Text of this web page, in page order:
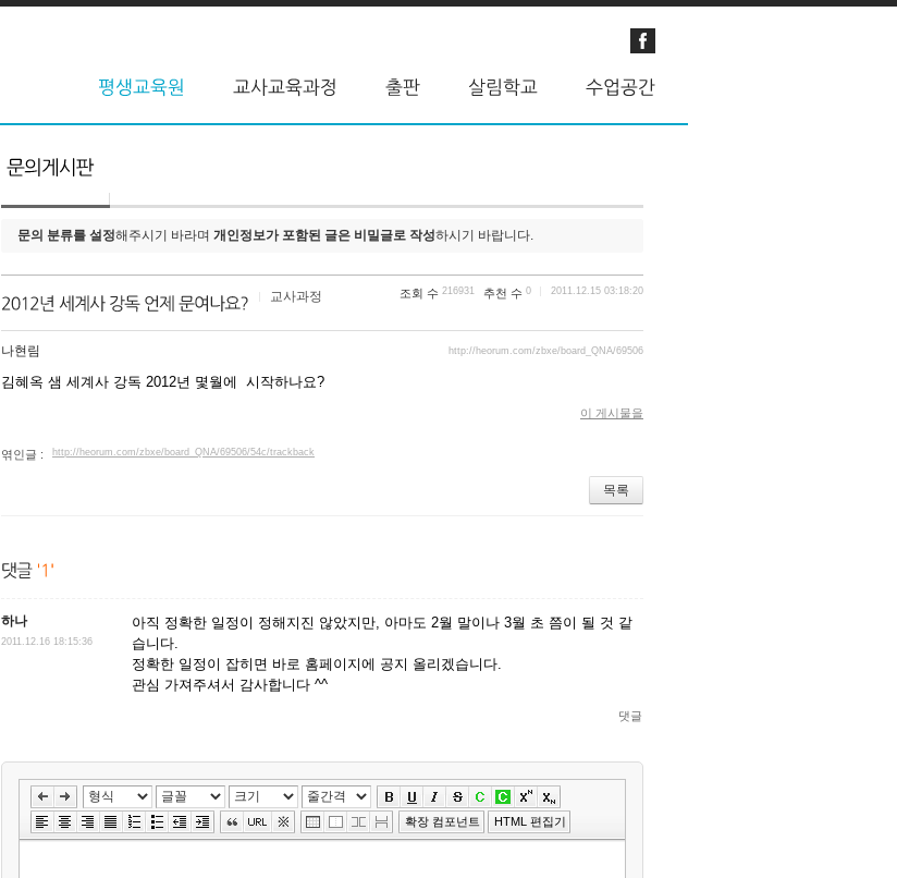
문의 분류를 설정해주시기 바라며 개인정보가 포함된 글은 비밀글로 작성하시기 바랍니다.
교사과정 조회 수 216931 추천 수 0 2011.12.15 03:18:20
나현림 http://heorum.com/zbxe/board_QNA/69506
김혜옥 샘 세계사 강독 2012년 몇월에 시작하나요?
이 게시물을
엮인글 : http://heorum.com/zbxe/board_QNA/69506/54c/trackback
목록
하나
2011.12.16 18:15:36
아직 정확한 일정이 정해지진 않았지만, 아마도 2월 말이나 3월 초 쯤이 될 것 같
습니다.
정확한 일정이 잡히면 바로 홈페이지에 공지 올리겠습니다.
관심 가져주셔서 감사합니다 ^^
댓글
도
확장 컴포넌트 HTML 편집기